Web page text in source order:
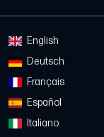
English
Deutsch
Français
Español
Italiano